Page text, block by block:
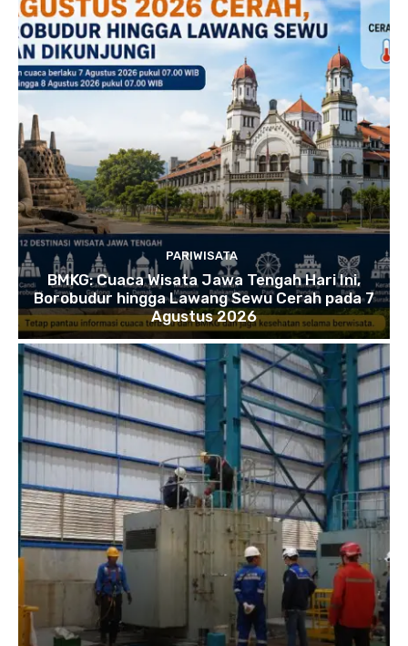
PARIWISATA
BMKG: Cuaca Wisata Jawa Tengah Hari Ini,
Borobudur hingga Lawang Sewu Cerah pada 7
Agustus 2026